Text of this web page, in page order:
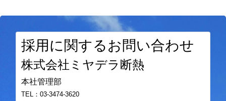
採用に関するお問い合わせ
株式会社ミヤデラ断熱
本社管理部
TEL：03-3474-3620